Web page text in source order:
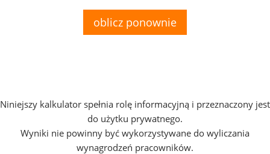
oblicz ponownie
Niniejszy kalkulator spełnia rolę informacyjną i przeznaczony jest
do użytku prywatnego.
Wyniki nie powinny być wykorzystywane do wyliczania
wynagrodzeń pracowników.